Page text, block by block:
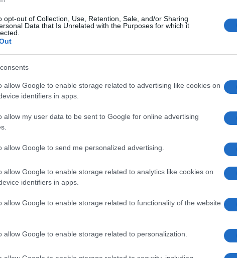
opt-out of Collection, Use, Retention, Sale, and/or Sharing
Data that Is Unrelated with the Purposes for which it
allow Google to enable storage related to advertising like cookies on
identifiers in apps.
allow my user data to be sent to Google for online advertising
allow Google to send me personalized advertising.
allow Google to enable storage related to analytics like cookies on
identifiers in apps.
allow Google to enable storage related to functionality of the website
allow Google to enable storage related to personalization.
Pallone d’oro di serie C: Ragatzu tra i
migliori attaccanti, ma è fuori dalla top ten
Ragaztu dell’Olbia tra i migliori attaccanti per il
entra nella classifiche finali, ma nessun giocatore
sardo potrà contendersi il Pallone d’oro di…
Pessimismo cosmico dell’Olbia: a Recanati
incassa 4 gol in venti minuti
L’Olbia torna da Recanati con una pesante sconfitta
per 4-1 La città di Giacomo Leopardi fa sprofondare
l’Olbia nel “pessimismo cosmico”, a Recanati in